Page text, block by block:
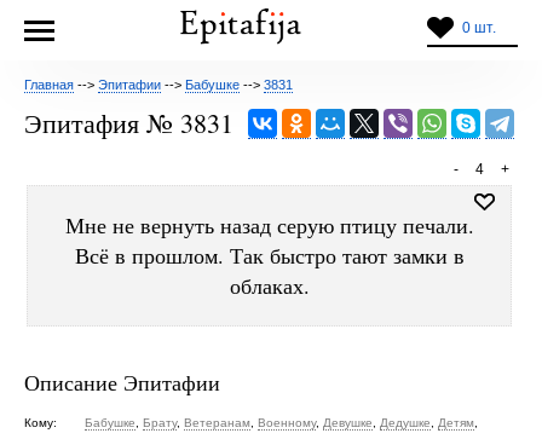
0 шт.
Главная --> Эпитафии --> Бабушке --> 3831
Эпитафия № 3831
+
4
-
Мне не вернуть назад серую птицу печали.
Всё в прошлом. Так быстро тают замки в
облаках.
Описание Эпитафии
Кому: Бабушке Брату, Ветеранам Военному, Девушке Дедушке Детям